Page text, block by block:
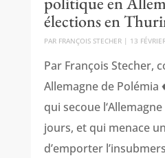
élections en
PAR FRANÇOIS STECHER| 13
Par François Stecher,
Allemagne de Polémia
qui secoue
jours, et qui menace
d’emporter